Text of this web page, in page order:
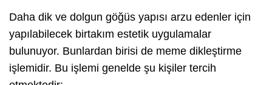
Daha dik ve dolgun göğüs yapısı arzu edenler için
yapılabilecek birtakım estetik uygulamalar
bulunuyor. Bunlardan birisi de meme dikleştirme
işlemidir. Bu işlemi genelde şu kişiler tercih